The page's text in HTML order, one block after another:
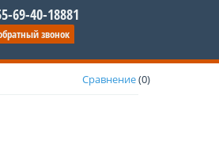
69-40-18881
звонок
Сравнение(0)